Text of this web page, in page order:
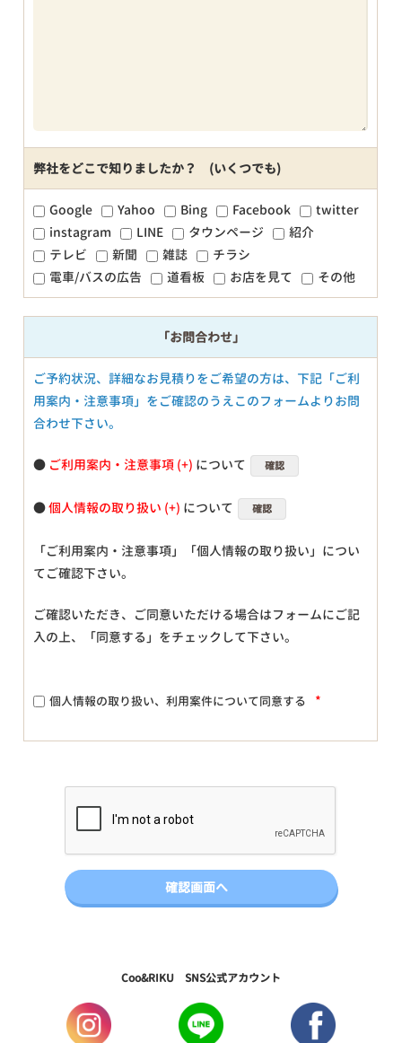
弊社をどこで知りましたか？ (いくつでも)
Google Yahoo Bing Facebook
twitter
instagram
LINE タウンページ
紹介
テレビ
新聞 雑誌
チラシ
電車/バスの広告
道看板 お店を見て その他
「お問合わせ」
ご予約状況、詳細なお見積りをご希望の方は、下記「ご利
用案内・注意事項」をご確認のうえこのフォームよりお問
合わせ下さい。
● ご利用案内・注意事項 について 確認
●個人情報の取り扱い について 確認
「ご利用案内・注意事項」「個人情報の取り扱い」につい
てご確認下さい。
ご確認いただき、ご同意いただける場合はフォームにご記
入の上、「同意する」をチェックして下さい。
個人情報の取り扱い、利用案件について同意する *
Coo&RIKU SNS公式アカウント